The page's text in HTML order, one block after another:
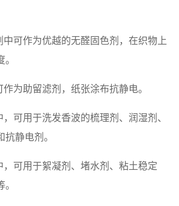
可作为优越的无醛固色剂，在织物上
为助留滤剂，纸张涂布抗静电。
可用于洗发香波的梳理剂、润湿剂、
静电剂。
可用于絮凝剂、堵水剂、粘土稳定